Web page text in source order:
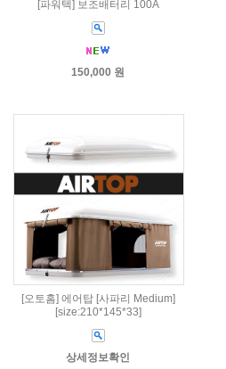
[파워텍] 보조배터리 100A
150,000 원
[오토홈] 에어탑 [사파리 Medium]
[size:210*145*33]
상세정보확인